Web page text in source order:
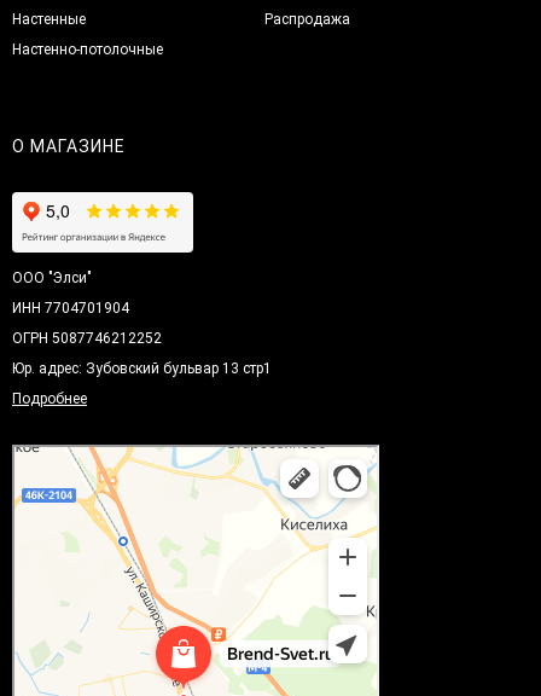
Настенные
Настенно-потолочные
Распродажа
О МАГАЗИНЕ
ООО "Элси"
ИНН 7704701904
ОГРН 5087746212252
Юр. адрес: Зубовский бульвар 13 стр1
Подробнее